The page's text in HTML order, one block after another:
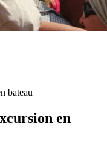
bateau
en